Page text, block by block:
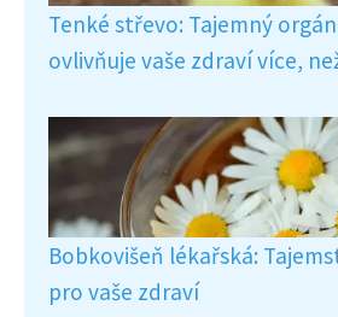
Tenké střevo: Tajemný
ovlivňuje vaše zdraví více,
Bobkovišeň lékařská:
pro vaše zdraví